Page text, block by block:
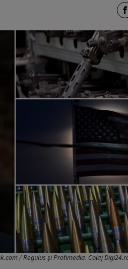
/ Regulus și Profimedia. Colaj